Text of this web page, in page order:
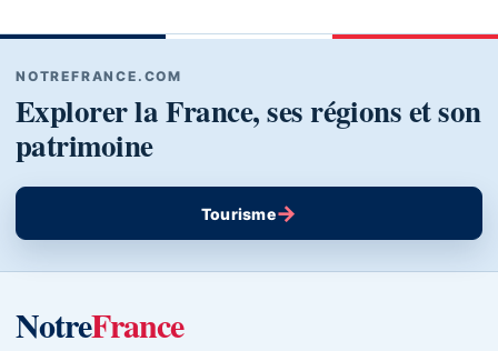
NOTREFRANCE.COM
Explorer la France, ses régions et son
patrimoine
Tourisme→
NotreFrance